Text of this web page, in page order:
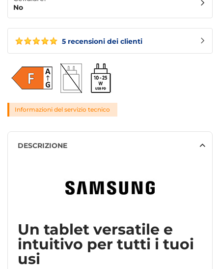
5 recensioni dei clienti
No
Informazioni del servizio tecnico
DESCRIZIONE
Un tablet versatile e
intuitivo per tutti i tuoi
usi